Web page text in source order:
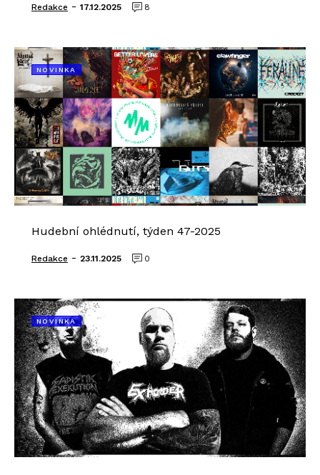
Redakce - 17.12.2025 8
NOVINKA
Hudební ohlédnutí, týden 47-2025
Redakce - 23.11.2025 0
NOVINKA